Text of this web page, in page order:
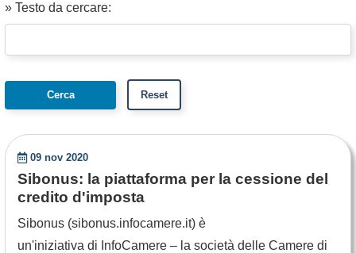
» Testo da cercare:
09 nov 2020
Sibonus: la piattaforma per la cessione del
credito d'imposta
Sibonus (sibonus.infocamere.it) è
un'iniziativa di InfoCamere – la società delle Camere di